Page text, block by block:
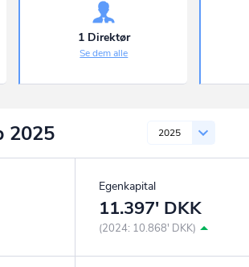
ownr Pipeline
Identificer salgsklare kundeemner
Ownr ajour
1 Direktør
Se dem alle
2025 2025
Egenkapital
11.397' DKK
(2024: 10.868' DKK)